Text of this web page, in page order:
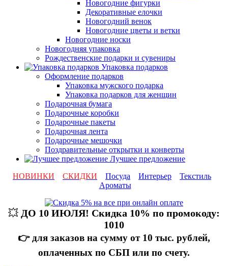
Новогодние фигурки
Декоративные елочки
Новогодний венок
Новогодние цветы и ветки
Новогодние носки
Новогодняя упаковка
Рождественские подарки и сувениры
Упаковка подарков
Оформление подарков
Упаковка мужского подарка
Упаковка подарков для женщин
Подарочная бумага
Подарочные коробки
Подарочные пакеты
Подарочная лента
Подарочные мешочки
Поздравительные открытки и конверты
Лучшее предложение
НОВИНКИ
СКИДКИ Посуда Интерьер
Текстиль
Ароматы
💥 ДО 10 ИЮЛЯ! Скидка 10% по промокоду:
1010
👉 для заказов на сумму от 10 тыс. рублей,
оплаченных по СБП или по счету.